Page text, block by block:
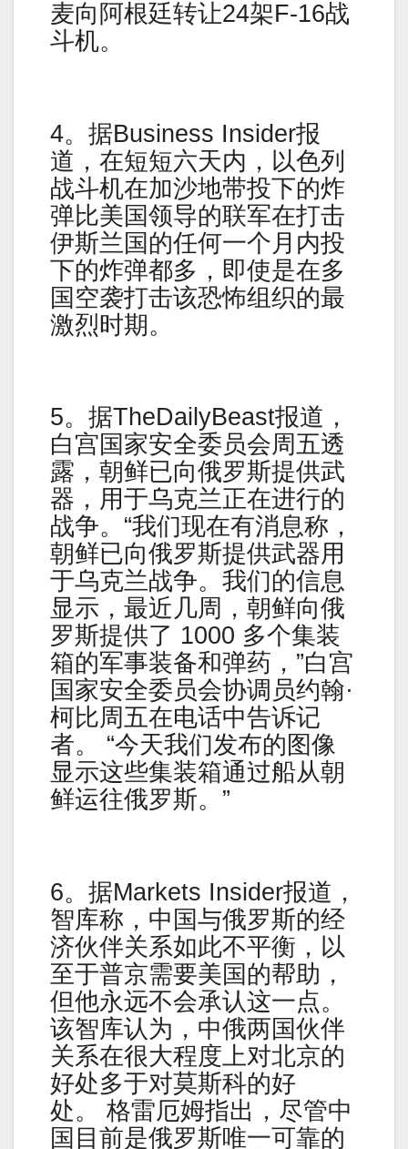
麦向阿根廷转让24架F-16战
斗机。
4。据Business Insider报
道，在短短六天内，以色列
战斗机在加沙地带投下的炸
弹比美国领导的联军在打击
伊斯兰国的任何一个月内投
下的炸弹都多，即使是在多
国空袭打击该恐怖组织的最
激烈时期。
5。据TheDailyBeast报道，
白宫国家安全委员会周五透
露，朝鲜已向俄罗斯提供武
器，用于乌克兰正在进行的
战争。“我们现在有消息称，
朝鲜已向俄罗斯提供武器用
于乌克兰战争。我们的信息
显示，最近几周，朝鲜向俄
罗斯提供了 1000 多个集装
箱的军事装备和弹药，”白宫
国家安全委员会协调员约翰·
柯比周五在电话中告诉记
者。 “今天我们发布的图像
显示这些集装箱通过船从朝
鲜运往俄罗斯。”
6。据Markets Insider报道，
智库称，中国与俄罗斯的经
济伙伴关系如此不平衡，以
至于普京需要美国的帮助，
但他永远不会承认这一点。
该智库认为，中俄两国伙伴
关系在很大程度上对北京的
好处多于对莫斯科的好
处。 格雷厄姆指出，尽管中
国目前是俄罗斯唯一可靠的